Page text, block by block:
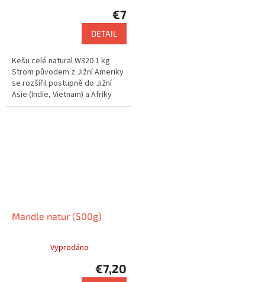
€7
DETAIL
Kešu celé natural W320 1 kg
Strom původem z Jižní Ameriky
se rozšířil postupně do Jižní
Asie (Indie, Vietnam) a Afriky
Mandle natur (500g)
Vyprodáno
€7,20